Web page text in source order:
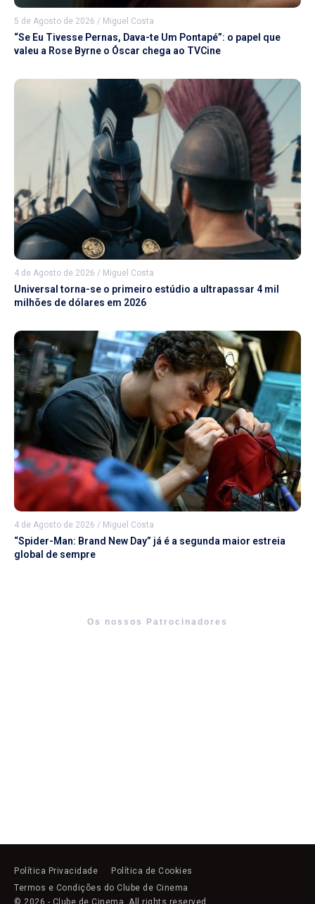
5 de Agosto de 2026 / Miguel Costa
“Se Eu Tivesse Pernas, Dava-te Um Pontapé”: o papel que
valeu a Rose Byrne o Óscar chega ao TVCine
4 de Agosto de 2026 / Miguel Costa
Universal torna-se o primeiro estúdio a ultrapassar 4 mil
milhões de dólares em 2026
4 de Agosto de 2026 / Miguel Costa
“Spider-Man: Brand New Day” já é a segunda maior estreia
global de sempre
Os nossos Patrocinadores
Política Privacidade
Política de Cookies
Termos e Condições do Clube de Cinema
© 2026 - Clube de Cinema. All rights reserved.